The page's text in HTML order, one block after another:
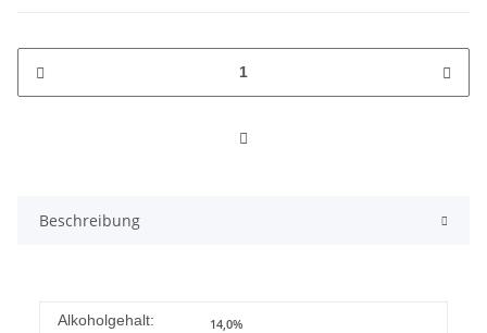
Beschreibung
Alkoholgehalt: 14,0%